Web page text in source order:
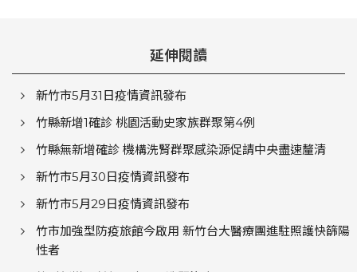
延伸閱讀
新竹市5月31日疫情資訊發布
竹縣新增1確診 桃園活動史家族群聚第4例
竹縣無新增確診 機構洗腎群聚感染源促請中央盡速釐清
新竹市5月30日疫情資訊發布
新竹市5月29日疫情資訊發布
竹市加強型防疫旅館今啟用 新竹台大醫療團進駐照護快篩陽
性者